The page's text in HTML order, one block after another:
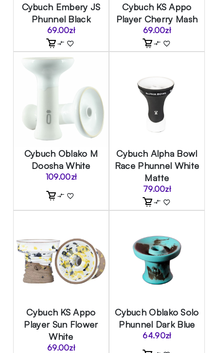
Cybuch Embery JS
Phunnel Black
69.00zł
Cybuch KS Appo
Player Cherry Mash
69.00zł
Cybuch Oblako M
Doosha White
109.00zł
Cybuch Alpha Bowl
Race Phunnel White
Matte
79.00zł
Cybuch KS Appo
Player Sun Flower
White
69.00zł
Cybuch Oblako Solo
Phunnel Dark Blue
64.90zł